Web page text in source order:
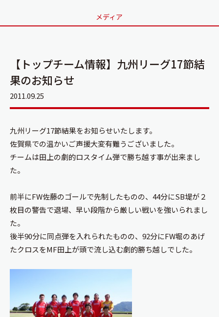
メディア
【トップチーム情報】九州リーグ17節結
果のお知らせ
2011.09.25
九州リーグ17節結果をお知らせいたします。
佐賀県での温かいご声援大変有難うございました。
チームは田上の劇的ロスタイム弾で勝ち越す事が出来まし
た。
前半にFW佐藤のゴールで先制したものの、44分にSB堤が２
枚目の警告で退場、早い段階から厳しい戦いを強いられまし
た。
後半90分に同点弾を入れられたものの、92分にFW堀のあげ
たクロスをMF田上が頭で流し込む劇的勝ち越しでした。